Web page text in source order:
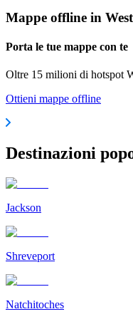
Mappe offline in
Porta le tue mappe con te
Oltre 15 milioni di hotspot
Ottieni mappe offline
Destinazioni
Jackson
Shreveport
Natchitoches